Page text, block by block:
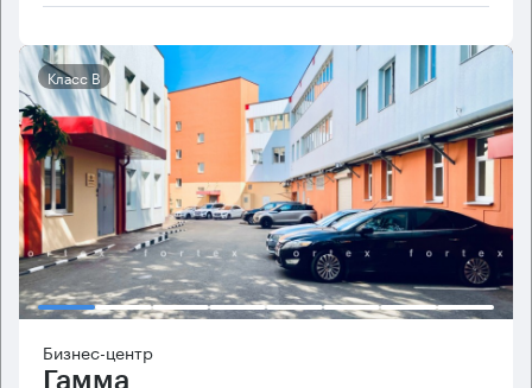
Класс B
Бизнес-центр
Гамма